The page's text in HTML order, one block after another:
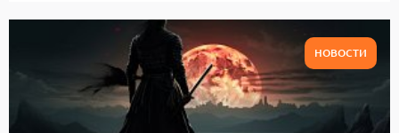
НОВОСТИ